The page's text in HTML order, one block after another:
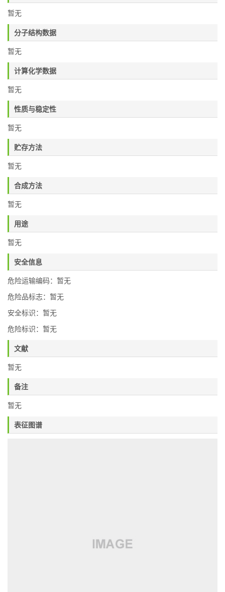
暂无
分子结构数据
暂无
计算化学数据
暂无
性质与稳定性
暂无
贮存方法
暂无
合成方法
暂无
用途
暂无
安全信息
危险运输编码：暂无
危险品标志：暂无
安全标识：暂无
危险标识：暂无
文献
暂无
备注
暂无
表征图谱